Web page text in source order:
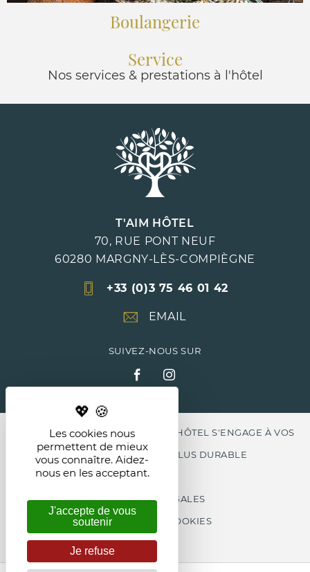
Boulangerie
Service
Nos services & prestations à l'hôtel
T'AIM HÔTEL
70, RUE PONT NEUF
60280 MARGNY-LÈS-COMPIÈGNE
+33 (0)3 75 46 01 42
EMAIL
SUIVEZ-NOUS SUR
LABEL CLEF VERTE , LE T'AIM HÔTEL S'ENGAGE À VOS
CÔTÉS POUR UN MONDE PLUS DURABLE
MENTIONS LÉGALES
GESTION DES COOKIES
Les cookies nous
permettent de mieux
vous connaître. Aidez-
nous en les acceptant.
J'accepte de vous
soutenir
Je refuse